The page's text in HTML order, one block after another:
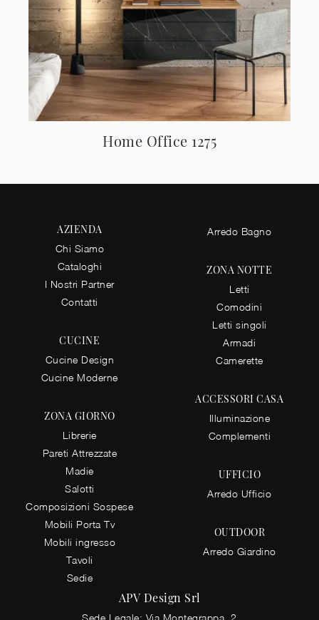
Home Office 1275
AZIENDA
Chi Siamo
Cataloghi
I Nostri Partner
Contatti
CUCINE
Cucine Design
Cucine Moderne
ZONA GIORNO
Librerie
Pareti Attrezzate
Madie
Salotti
Composizioni Sospese
Mobili Porta Tv
Mobili ingresso
Tavoli
Sedie
Arredo Bagno
ZONA NOTTE
Letti
Comodini
Letti singoli
Armadi
Camerette
ACCESSORI CASA
Illuminazione
Complementi
UFFICIO
Arredo Ufficio
OUTDOOR
Arredo Giardino
APV Design Srl